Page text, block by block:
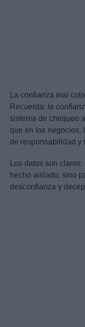
La confianza mal
Recuerda: la
sistema de chequeo
que en los negocios,
de responsabilidad y
Los datos son
hecho aislado, sino
desconfianza y